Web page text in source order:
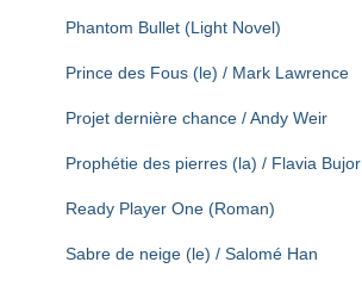
Phantom Bullet (Light Novel)
Prince des Fous (le) / Mark Lawrence
Projet dernière chance / Andy Weir
Prophétie des pierres (la) / Flavia Bujor
Ready Player One (Roman)
Sabre de neige (le) / Salomé Han